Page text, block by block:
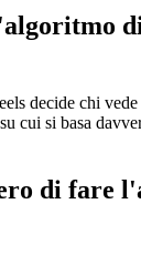
decide chi
cui si basa
di fare